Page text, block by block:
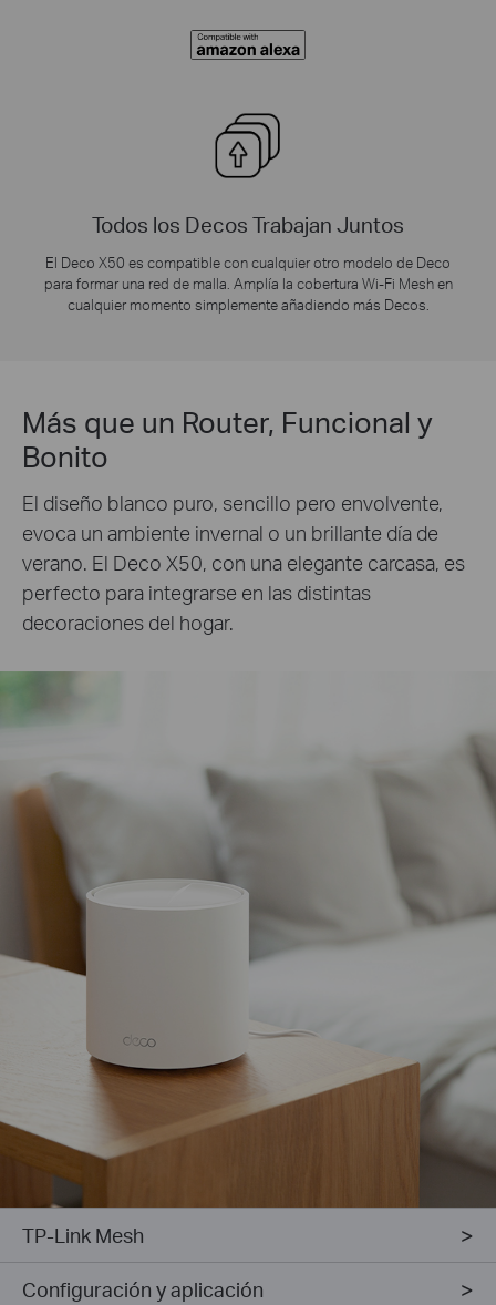
Todos los Decos Trabajan Juntos
El Deco X50 es compatible con cualquier otro modelo de Deco
para formar una red de malla. Amplía la cobertura Wi-Fi Mesh en
cualquier momento simplemente añadiendo más Decos.
Más que un Router, Funcional y
Bonito
El diseño blanco puro, sencillo pero envolvente,
evoca un ambiente invernal o un brillante día de
verano. El Deco X50, con una elegante carcasa, es
perfecto para integrarse en las distintas
decoraciones del hogar.
TP-Link Mesh
Configuración y aplicación